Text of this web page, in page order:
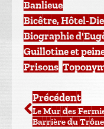
Banlieue,
Bicêtre, Hôtel-
Biographie
Guillotine et
Prisons
Précédent
Le Mur des
Barrière du Trône